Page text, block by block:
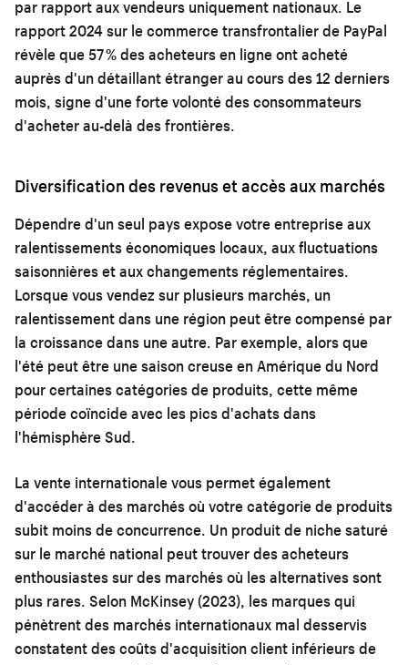
par rapport aux vendeurs uniquement nationaux. Le
rapport 2024 sur le commerce transfrontalier de PayPal
révèle que 57 % des acheteurs en ligne ont acheté
auprès d'un détaillant étranger au cours des 12 derniers
mois, signe d'une forte volonté des consommateurs
d'acheter au-delà des frontières.
Diversification des revenus et accès aux marchés
Dépendre d'un seul pays expose votre entreprise aux
ralentissements économiques locaux, aux fluctuations
saisonnières et aux changements réglementaires.
Lorsque vous vendez sur plusieurs marchés, un
ralentissement dans une région peut être compensé par
la croissance dans une autre. Par exemple, alors que
l'été peut être une saison creuse en Amérique du Nord
pour certaines catégories de produits, cette même
période coïncide avec les pics d'achats dans
l'hémisphère Sud.
La vente internationale vous permet également
d'accéder à des marchés où votre catégorie de produits
subit moins de concurrence. Un produit de niche saturé
sur le marché national peut trouver des acheteurs
enthousiastes sur des marchés où les alternatives sont
plus rares. Selon McKinsey (2023), les marques qui
pénètrent des marchés internationaux mal desservis
constatent des coûts d'acquisition client inférieurs de